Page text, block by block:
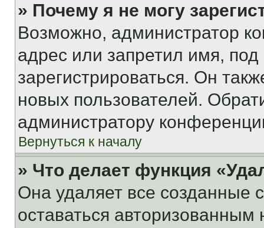
» Почему я не могу
Возможно, администратор
адрес или запретил имя,
зарегистрироваться. Он
новых пользователей.
администратору
Вернуться к началу
» Что делает функция
Она удаляет все созданные
оставаться